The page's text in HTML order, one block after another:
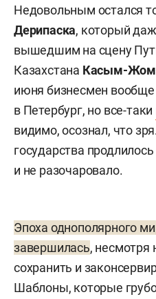
Недовольным остался
Дерипаска, который
вышедшим на сцену
Казахстана Касым-
июня бизнесмен вообще
в Петербург, но все-таки
видимо, осознал, что
государства
и не разочаровало.
Эпоха однополярного
завершилась, несмотря
сохранить и
Шаблоны, которые